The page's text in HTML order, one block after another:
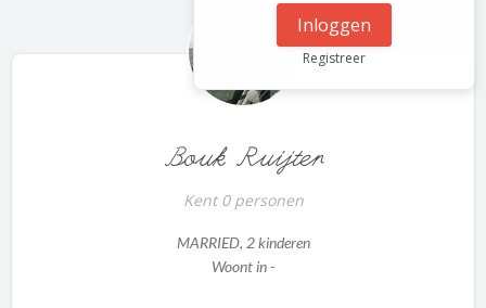
Inloggen
Registreer
Bouk Ruijter
Kent 0 personen
MARRIED, 2 kinderen
Woont in -